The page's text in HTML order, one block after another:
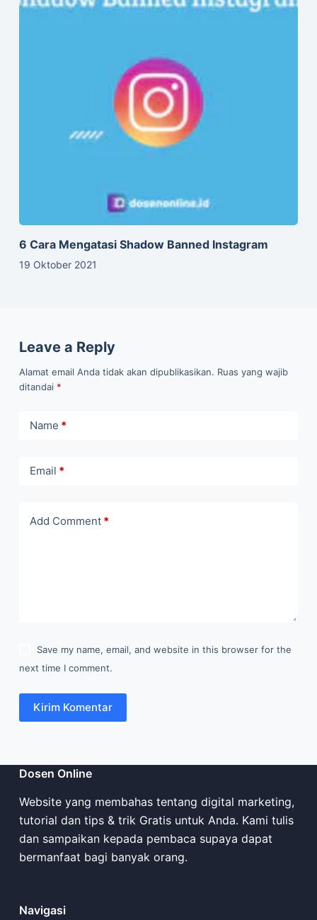
6 Cara Mengatasi Shadow Banned Instagram
19 Oktober 2021
Leave a Reply
Alamat email Anda tidak akan dipublikasikan. Ruas yang wajib
ditandai *
Name *
Email *
Add Comment*
Save my name, email, and website in this browser for the
next time I comment.
Kirim Komentar
Dosen Online
Website yang membahas tentang digital marketing,
tutorial dan tips & trik Gratis untuk Anda. Kami tulis
dan sampaikan kepada pembaca supaya dapat
bermanfaat bagi banyak orang.
Navigasi